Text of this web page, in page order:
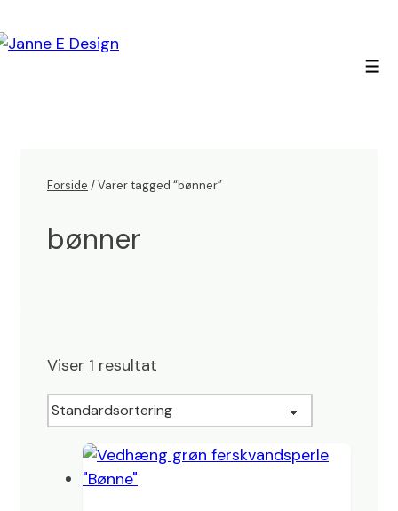
Hop
Forside / Varer tagged “bønner”
bønner
Viser 1 resultat